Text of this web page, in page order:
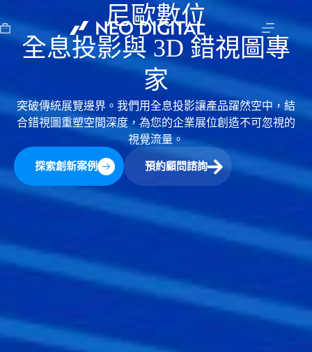
尼歐數位
全息投影與 3D 錯視圖專
家
突破傳統展覽邊界。我們用全息投影讓產品躍然空中，結
合錯視圖重塑空間深度，為您的企業展位創造不可忽視的
視覺流量。
探索創新案例 預約顧問諮詢